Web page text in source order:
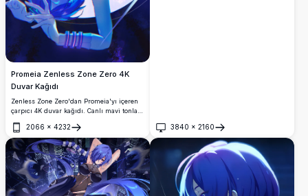
Promeia Zenless Zone Zero 4K
Duvar Kağıdı
Zenless Zone Zero'dan Promeia'yı içeren
çarpıcı 4K duvar kağıdı. Canlı mavi tonlar,
efektleriyle dinamik anime sanat eseri.
Oyun hayranları için mükemmel yüksek
çözünürlüklü duvar kağıdı.
2066 × 4232
Aç
3840 × 2160
Aç